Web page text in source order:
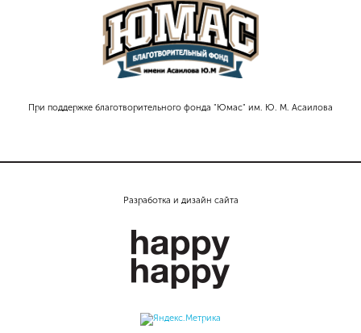
При поддержке благотворительного фонда "Юмас" им. Ю. М. Асаилова
Разработка и дизайн сайта